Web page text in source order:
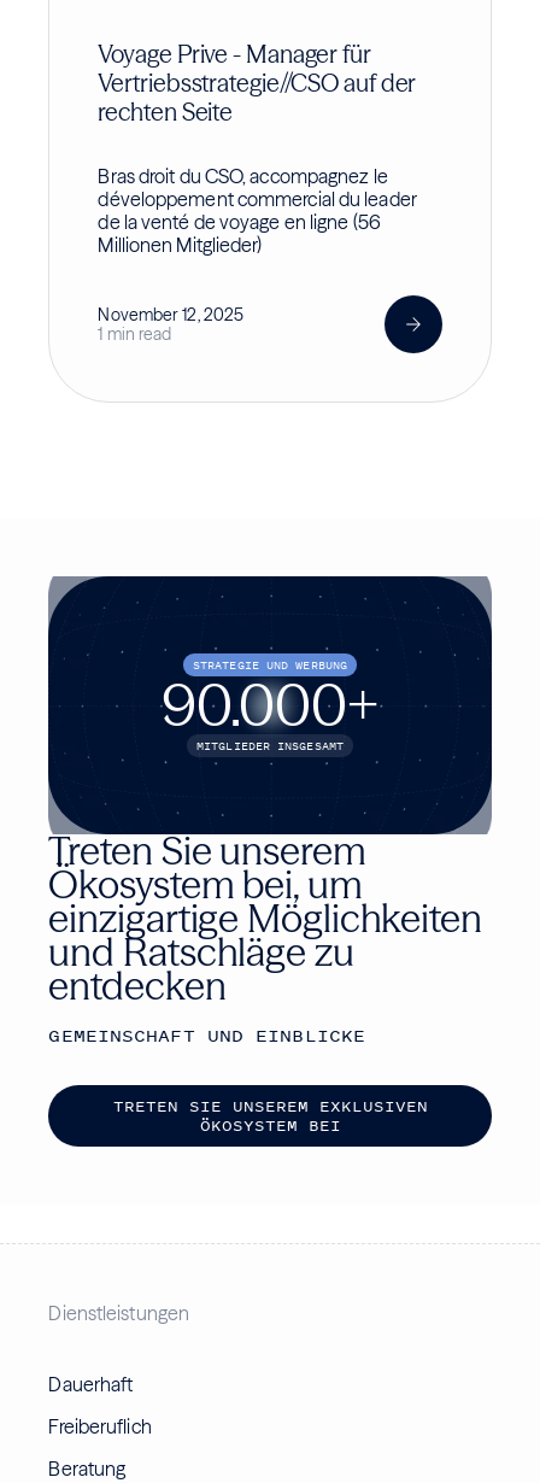
Voyage Prive - Manager für
Vertriebsstrategie//CSO auf der
rechten Seite
Bras droit du CSO, accompagnez le
développement commercial du leader
de la venté de voyage en ligne (56
Millionen Mitglieder)
November 12, 2025
1 min read
Treten Sie unserem
Ökosystem bei, um
einzigartige Möglichkeiten
und Ratschläge zu
entdecken
GEMEINSCHAFT UND EINBLICKE
TRETEN SIE UNSEREM EXKLUSIVEN
ÖKOSYSTEM BEI
STRATEGIE UND WERBUNG
90.000+
MITGLIEDER INSGESAMT
Dienstleistungen
Dauerhaft
Freiberuflich
Beratung